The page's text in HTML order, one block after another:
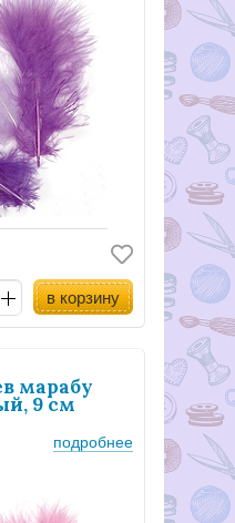
в корзину
марабу
9 см
подробнее